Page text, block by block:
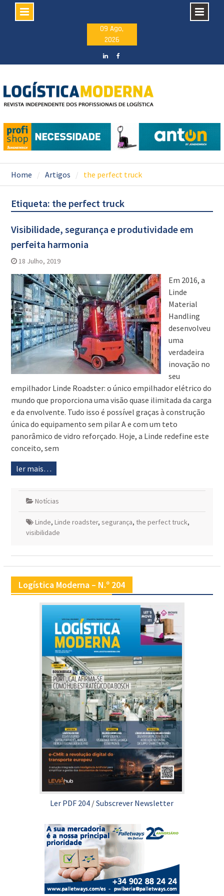
09 Ago,
2026
Home Artigos the perfect truck
Etiqueta: the perfect truck
Visibilidade, segurança e produtividade em
perfeita harmonia
18 Julho, 2019
Em 2016, a
Linde
Material
Handling
desenvolveu
uma
verdadeira
inovação no
seu
empilhador Linde Roadster: o único empilhador elétrico do
mundo que proporciona uma visão quase ilimitada da carga
e da envolvente. Tudo isso é possível graças à construção
única do equipamento sem pilar A e com um teto
panorâmico de vidro reforçado. Hoje, a Linde redefine este
conceito, sem
ler mais…
Notícias
Linde, Linde roadster, segurança, the perfect truck,
visibilidade
Logística Moderna – N.º 204
Ler PDF 204 /Subscrever Newsletter